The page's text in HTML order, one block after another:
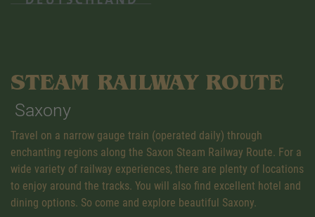
STEAM RAILWAY ROUTE
Saxony
Travel on a narrow gauge train (operated daily) through
enchanting regions along the Saxon Steam Railway Route. For a
wide variety of railway experiences, there are plenty of locations
to enjoy around the tracks. You will also find excellent hotel and
dining options. So come and explore beautiful Saxony.